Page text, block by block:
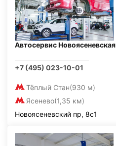
Автосервис Новоясеневская
+7 (495) 023-10-01
Тёплый Стан(930 м)
Ясенево(1,35 км)
Новоясеневский пр, 8с1